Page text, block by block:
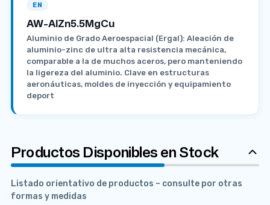
EN
AW-AlZn5.5MgCu
Aluminio de Grado Aeroespacial (Ergal): Aleación de
aluminio-zinc de ultra alta resistencia mecánica,
comparable a la de muchos aceros, pero manteniendo
la ligereza del aluminio. Clave en estructuras
aeronáuticas, moldes de inyección y equipamiento
deport
Productos Disponibles en Stock
Listado orientativo de productos – consulte por otras
formas y medidas